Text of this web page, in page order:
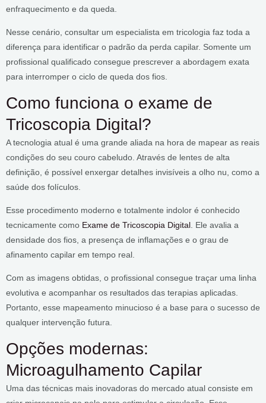
enfraquecimento e da queda.
Nesse cenário, consultar um especialista em tricologia faz toda a
diferença para identificar o padrão da perda capilar. Somente um
profissional qualificado consegue prescrever a abordagem exata
para interromper o ciclo de queda dos fios.
Como funciona o exame de
Tricoscopia Digital?
A tecnologia atual é uma grande aliada na hora de mapear as reais
condições do seu couro cabeludo. Através de lentes de alta
definição, é possível enxergar detalhes invisíveis a olho nu, como a
saúde dos folículos.
Esse procedimento moderno e totalmente indolor é conhecido
tecnicamente como Exame de Tricoscopia Digital . Ele avalia a
densidade dos fios, a presença de inflamações e o grau de
afinamento capilar em tempo real.
Com as imagens obtidas, o profissional consegue traçar uma linha
evolutiva e acompanhar os resultados das terapias aplicadas.
Portanto, esse mapeamento minucioso é a base para o sucesso de
qualquer intervenção futura.
Opções modernas:
Microagulhamento Capilar
Uma das técnicas mais inovadoras do mercado atual consiste em